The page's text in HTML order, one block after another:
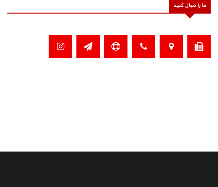
ما را دنبال کنید